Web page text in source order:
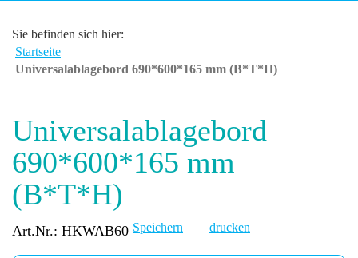
Sie befinden sich hier:
Startseite
Universalablagebord 690*600*165 mm (B*T*H)
Universalablagebord
690*600*165 mm
(B*T*H)
Art.Nr.: HKWAB60 Speichern drucken